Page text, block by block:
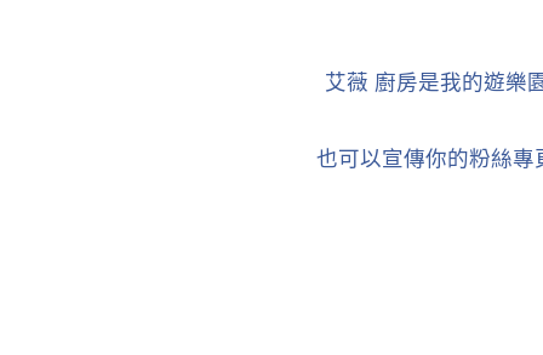
艾薇 廚房是我的遊樂
也可以宣傳你的粉絲專